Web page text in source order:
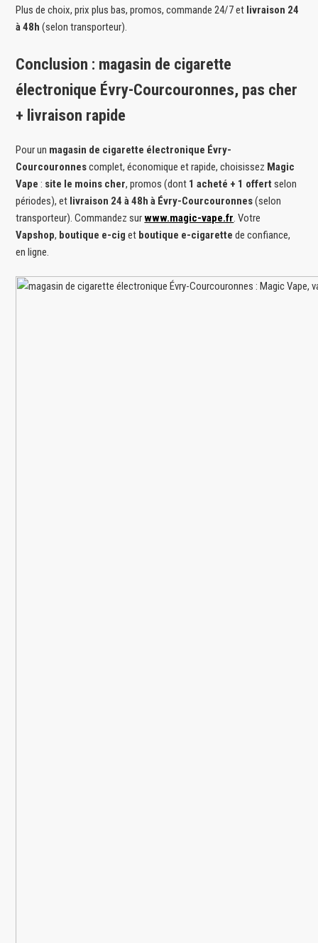
Plus de choix, prix plus bas, promos, commande 24/7 et livraison 24
à 48h (selon transporteur).
Conclusion : magasin de cigarette
électronique Évry-Courcouronnes, pas cher
+ livraison rapide
Pour un magasin de cigarette électronique Évry-
Courcouronnescomplet, économique et rapide, choisissez Magic
Vape : site le moins cher, promos (dont 1 acheté + 1 offert selon
périodes), et livraison 24 à 48h à Évry-Courcouronnes(selon
transporteur). Commandez surwww.magic-vape.fr. Votre
Vapshop, boutique e-cig et boutique e-cigarette de confiance,
en ligne.